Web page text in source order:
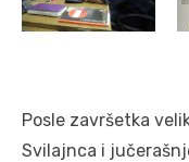
Posle završetka
Svilajnca i